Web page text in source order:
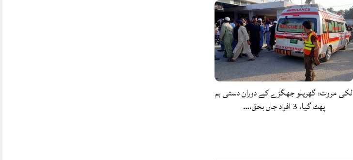
لکی مروت: گھریلو جھگڑے کے دوران دستی بم
پھٹ گیا، 3 افراد جاں بحق،…